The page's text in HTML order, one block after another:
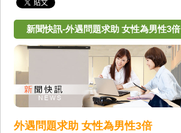
新聞快訊-外遇問題求助 女性為男性3倍
外遇問題求助 女性為男性3倍